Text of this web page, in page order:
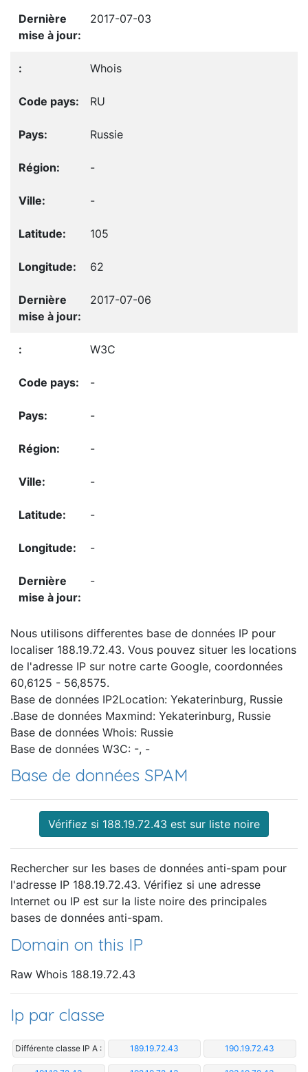
2017-07-03
Whois
RU
Russie
-
-
105
62
2017-07-06
W3C
-
-
-
-
-
-
-
Nous utilisons differentes base de données IP pour
localiser 188.19.72.43. Vous pouvez situer les locations
de l'adresse IP sur notre carte Google, coordonnées
60,6125 - 56,8575.
Base de données IP2Location: Yekaterinburg, Russie
.Base de données Maxmind: Yekaterinburg, Russie
Base de données Whois: Russie
Base de données W3C: -, -
Base de données SPAM
Vérifiez si 188.19.72.43 est sur liste noire
Rechercher sur les bases de données anti-spam pour
l'adresse IP 188.19.72.43. Vérifiez si une adresse
Internet ou IP est sur la liste noire des principales
bases de données anti-spam.
Domain on this IP
Raw Whois 188.19.72.43
Ip par classe
Différente classe IP A : 189.19.72.43 190.19.72.43